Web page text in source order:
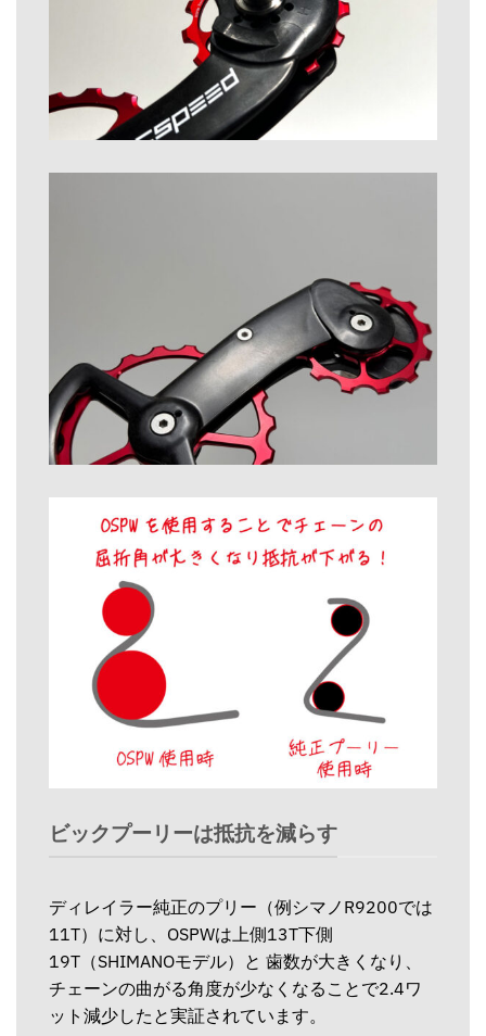
ビックプーリーは抵抗を減らす
ディレイラー純正のプリー（例シマノR9200では
11T）に対し、OSPWは上側13T下側
19T（SHIMANOモデル）と 歯数が大きくなり、
チェーンの曲がる角度が少なくなることで2.4ワ
ット減少したと実証されています。